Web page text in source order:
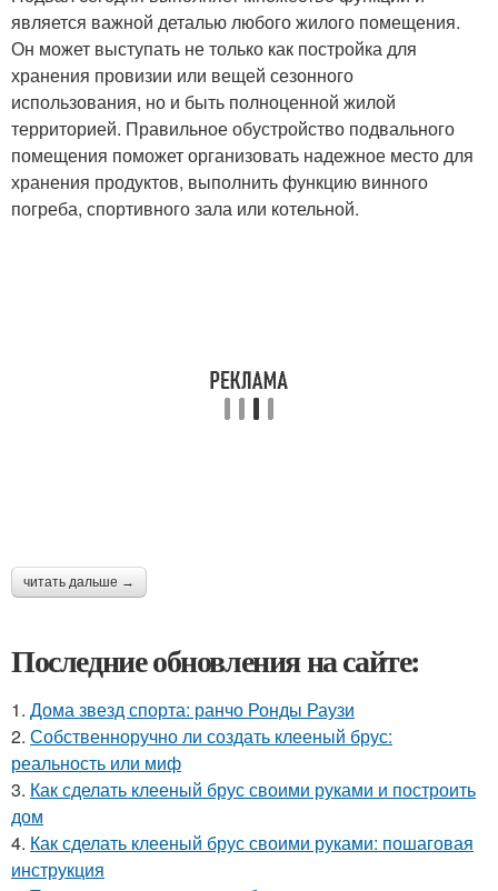
является важной деталью любого жилого помещения.
Он может выступать не только как постройка для
хранения провизии или вещей сезонного
использования, но и быть полноценной жилой
территорией. Правильное обустройство подвального
помещения поможет организовать надежное место для
хранения продуктов, выполнить функцию винного
погреба, спортивного зала или котельной.
читать дальше →
Последние обновления на сайте:
1. Дома звезд спорта: ранчо Ронды Раузи
2. Собственноручно ли создать клееный брус:
реальность или миф
3. Как сделать клееный брус своими руками и построить
дом
4. Как сделать клееный брус своими руками: пошаговая
инструкция